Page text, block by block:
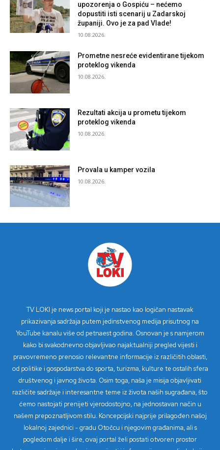
upozorenja o Gospiću – nećemo
dopustiti isti scenarij u Zadarskoj
županiji. Ovo je za pad Vlade!
10.08.2026.
Prometne nesreće evidentirane tijekom
proteklog vikenda
10.08.2026.
Rezultati akcija u prometu tijekom
proteklog vikenda
10.08.2026.
Provala u kamper vozila
10.08.2026.
TV LOKI je news portal koji je nastao kao logičan nastavak
prikazivanja sadržaja putem jedinstvenog medija prisutnog na
YouTube kanalu više od petnaest godina. Osnovan je s namjerom
kako bi svakodnevno objavljivao najaktualniji pregled vijesti i
pravovremeno prenosio relevantne informacije iz različitih oblasti,
od politike i gospodarstva do sporta, turizma, kulture te ostalih sfera
društvenog i javnog života. Osim toga, naša je misija objavljivati
različite sadržaje i interesantne teme iz života naših sugrađana, što
ćemo nastojati prenijeti vjerodostojno, na jednostavan način u
našem prepoznatljivom stilu. Koncepcijski najprije prilagođen našoj
lokalnoj zajednici - gradu Otočcu i njegovim građanima, ali s
pogledom dalje i šire, ovaj portal želi postati otvoren prostor